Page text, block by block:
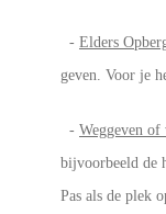
- Elders
geven. Voor je
- Weggeven of
bijvoorbeeld de
Pas als de plek